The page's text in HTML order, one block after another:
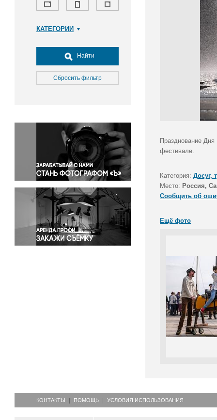
КАТЕГОРИИ
Досуг, туризм и отдых
Культура
Медицина
Окружающая среда
Политика
Правосудие
Происшествия и конфликты
Религия
Светская жизнь
Спорт
Экология
Экономика и бизнес
Найти
Сбросить фильтр
Празднование Дня
фестивале.
Категория: Досуг,
Место: Россия,
Сообщить об
Ещё фото
КОНТАКТЫ ПОМОЩЬ УСЛОВИЯ ИСПОЛЬЗОВАНИЯ